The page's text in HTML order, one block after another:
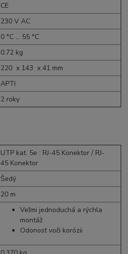
CE
230 VAC
0 °C ... 55 °C
0.72 kg
220 x 143 x 41 mm
APTI
2 roky
UTP kat. 5e : RJ-45 Konektor / RJ-
45 Konektor
Šedý
20 m
Veľmi jednoduchá a rýchla
montáž
Odonosť voči korózii